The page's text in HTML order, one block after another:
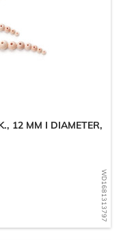
WD1681313797
12 MM I DIAMETER,